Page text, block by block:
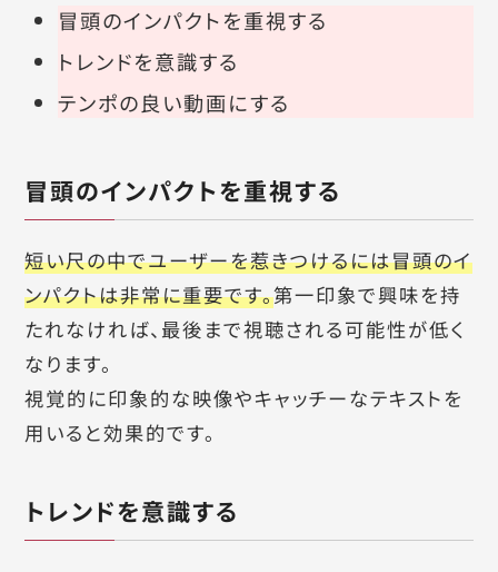
冒頭のインパクトを重視する
トレンドを意識する
テンポの良い動画にする
冒頭のインパクトを重視する
短い尺の中でユーザーを惹きつけるには冒頭のイ
ンパクトは非常に重要です。第一印象で興味を持
たれなければ、最後まで視聴される可能性が低く
なります。
視覚的に印象的な映像やキャッチーなテキストを
用いると効果的です。
トレンドを意識する